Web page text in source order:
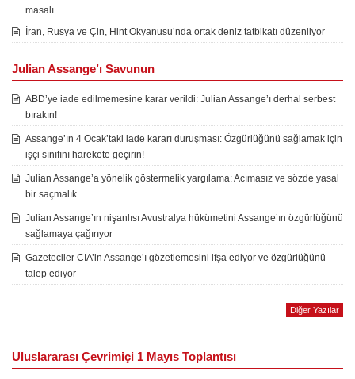
masalı
İran, Rusya ve Çin, Hint Okyanusu’nda ortak deniz tatbikatı düzenliyor
Julian Assange’ı Savunun
ABD’ye iade edilmemesine karar verildi: Julian Assange’ı derhal serbest
bırakın!
Assange’ın 4 Ocak’taki iade kararı duruşması: Özgürlüğünü sağlamak için
işçi sınıfını harekete geçirin!
Julian Assange’a yönelik göstermelik yargılama: Acımasız ve sözde yasal
bir saçmalık
Julian Assange’ın nişanlısı Avustralya hükümetini Assange’ın özgürlüğünü
sağlamaya çağırıyor
Gazeteciler CIA’in Assange’ı gözetlemesini ifşa ediyor ve özgürlüğünü
talep ediyor
Diğer Yazılar
Uluslararası Çevrimiçi 1 Mayıs Toplantısı